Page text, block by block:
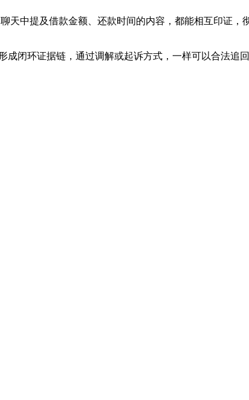
中提及借款金额、还款时间的内容，都能相互印证，
闭环证据链，通过调解或起诉方式，一样可以合法追